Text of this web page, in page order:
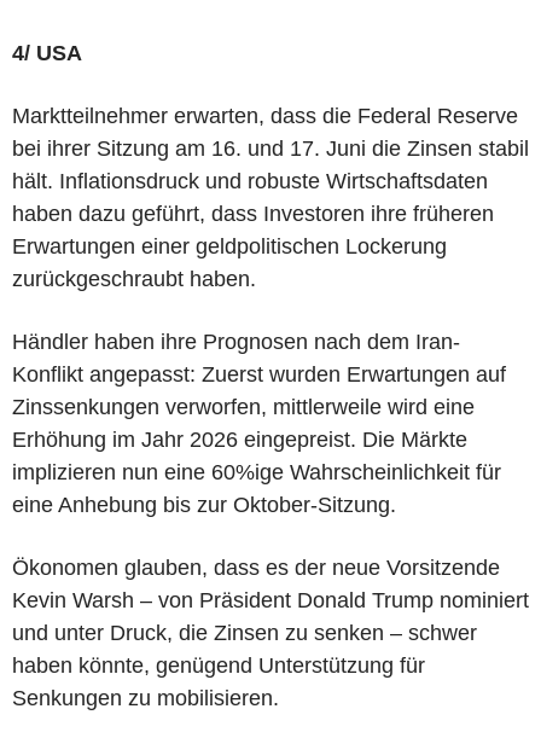
4/ USA
Marktteilnehmer erwarten, dass die Federal Reserve
bei ihrer Sitzung am 16. und 17. Juni die Zinsen stabil
hält. Inflationsdruck und robuste Wirtschaftsdaten
haben dazu geführt, dass Investoren ihre früheren
Erwartungen einer geldpolitischen Lockerung
zurückgeschraubt haben.
Händler haben ihre Prognosen nach dem Iran-
Konflikt angepasst: Zuerst wurden Erwartungen auf
Zinssenkungen verworfen, mittlerweile wird eine
Erhöhung im Jahr 2026 eingepreist. Die Märkte
implizieren nun eine 60%ige Wahrscheinlichkeit für
eine Anhebung bis zur Oktober-Sitzung.
Ökonomen glauben, dass es der neue Vorsitzende
Kevin Warsh – von Präsident Donald Trump nominiert
und unter Druck, die Zinsen zu senken – schwer
haben könnte, genügend Unterstützung für
Senkungen zu mobilisieren.